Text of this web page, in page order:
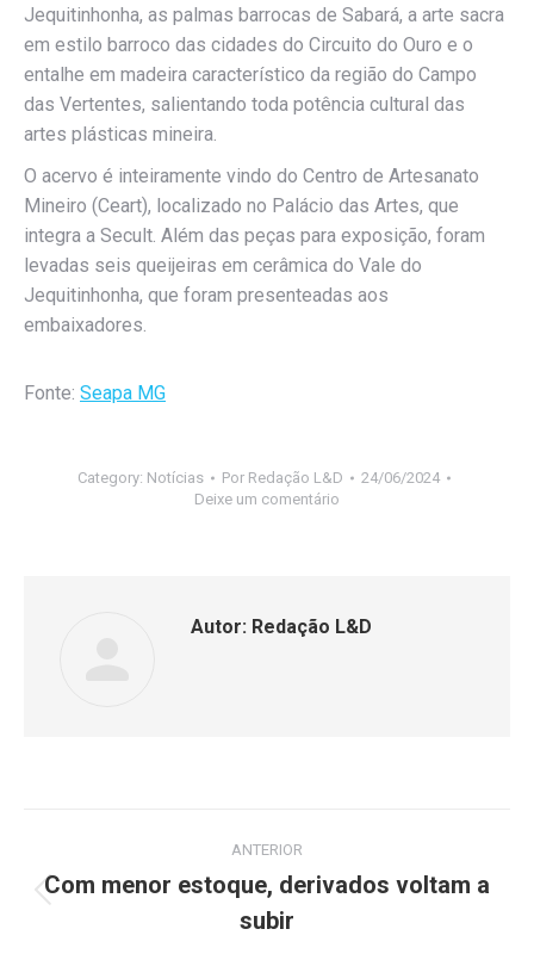
Jequitinhonha, as palmas barrocas de Sabará, a arte sacra
em estilo barroco das cidades do Circuito do Ouro e o
entalhe em madeira característico da região do Campo
das Vertentes, salientando toda potência cultural das
artes plásticas mineira.
O acervo é inteiramente vindo do Centro de Artesanato
Mineiro (Ceart), localizado no Palácio das Artes, que
integra a Secult. Além das peças para exposição, foram
levadas seis queijeiras em cerâmica do Vale do
Jequitinhonha, que foram presenteadas aos
embaixadores.
Fonte: Seapa MG
Category: Notícias Por Redação L&D
24/06/2024
Deixe um comentário
Autor: Redação L&D
ANTERIOR
Com menor estoque, derivados voltam a
subir